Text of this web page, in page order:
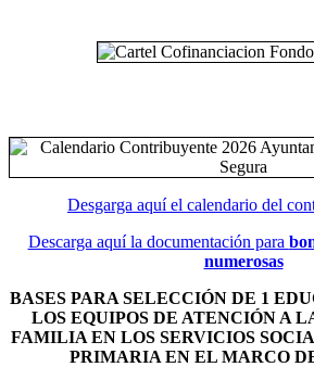
Desgarga aquí el calendario del
Descarga aquí la documentación para
numerosas
BASES PARA SELECCIÓN DE 1
LOS EQUIPOS DE ATENCIÓN A
FAMILIA EN LOS SERVICIOS
PRIMARIA EN EL MARCO